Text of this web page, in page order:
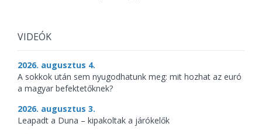
VIDEÓK
2026. augusztus 4.
A sokkok után sem nyugodhatunk meg: mit hozhat az euró
a magyar befektetőknek?
2026. augusztus 3.
Leapadt a Duna – kipakoltak a járókelők